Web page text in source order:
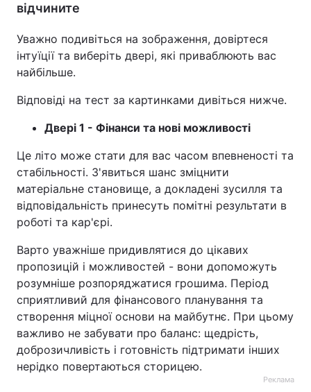
Тема оформлення
відчините
Уважно подивіться на зображення, довіртеся
інтуїції та виберіть двері, які приваблюють вас
найбільше.
Відповіді на тест за картинками дивіться нижче.
Двері 1 - Фінанси та нові можливості
Це літо може стати для вас часом впевненості та
стабільності. З'явиться шанс зміцнити
матеріальне становище, а докладені зусилля та
відповідальність принесуть помітні результати в
роботі та кар'єрі.
Варто уважніше придивлятися до цікавих
пропозицій і можливостей - вони допоможуть
розумніше розпоряджатися грошима. Період
сприятливий для фінансового планування та
створення міцної основи на майбутнє. При цьому
важливо не забувати про баланс: щедрість,
доброзичливість і готовність підтримати інших
нерідко повертаються сторицею.
Реклама